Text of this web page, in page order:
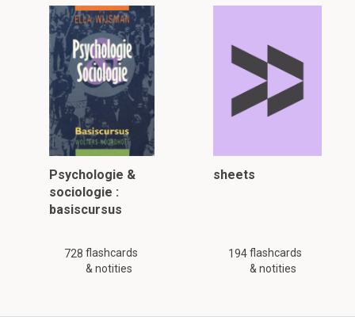
Psychologie &
sociologie :
basiscursus
728 flashcards
& notities
sheets
194 flashcards
& notities